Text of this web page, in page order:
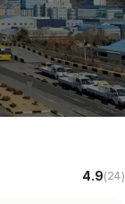
4.9(24)